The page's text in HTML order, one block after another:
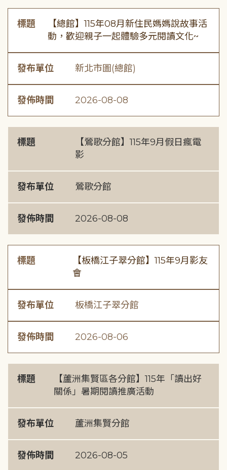
標題
【總館】115年08月新住民媽媽說故事活
動，歡迎親子一起體驗多元閱讀文化~
發布單位 新北市圖(總館)
發佈時間 2026-08-08
標題
【鶯歌分館】115年9月假日瘋電
影
發布單位 鶯歌分館
發佈時間 2026-08-08
標題
【板橋江子翠分館】115年9月影友
會
發布單位 板橋江子翠分館
發佈時間 2026-08-06
標題
【蘆洲集賢區各分館】115年「讀出好
關係」暑期閱讀推廣活動
發布單位 蘆洲集賢分館
發佈時間 2026-08-05